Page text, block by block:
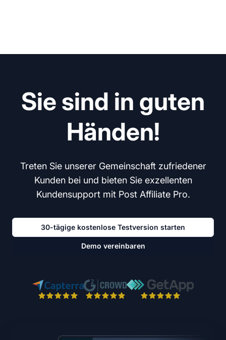
Sie sind in guten
Händen!
Treten Sie unserer Gemeinschaft zufriedener
Kunden bei und bieten Sie exzellenten
Kundensupport mit Post Affiliate Pro.
30-tägige kostenlose Testversion starten
Demo vereinbaren